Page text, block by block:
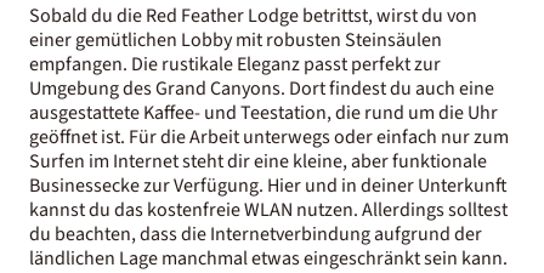
Sobald du die Red Feather Lodge betrittst, wirst du von
einer gemütlichen Lobby mit robusten Steinsäulen
empfangen. Die rustikale Eleganz passt perfekt zur
Umgebung des Grand Canyons. Dort findest du auch eine
ausgestattete Kaffee- und Teestation, die rund um die Uhr
geöffnet ist. Für die Arbeit unterwegs oder einfach nur zum
Surfen im Internet steht dir eine kleine, aber funktionale
Businessecke zur Verfügung. Hier und in deiner Unterkunft
kannst du das kostenfreie WLAN nutzen. Allerdings solltest
du beachten, dass die Internetverbindung aufgrund der
ländlichen Lage manchmal etwas eingeschränkt sein kann.